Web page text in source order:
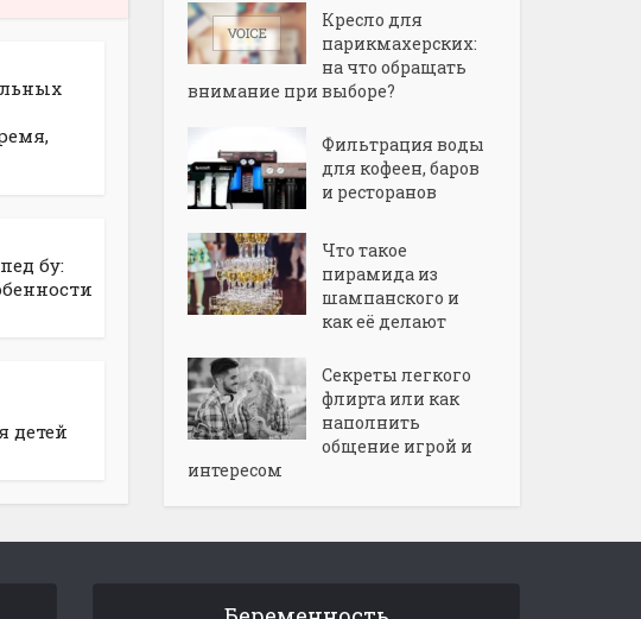
бу:
детей
Кресло для
парикмахерских:
на что обращать
внимание при выборе?
Фильтрация воды
для кофеен, баров
и ресторанов
Что такое
пирамида из
шампанского и
как её делают
Секреты легкого
флирта или как
наполнить
общение игрой и
интересом